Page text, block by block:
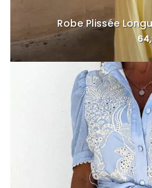
Robe Plissée